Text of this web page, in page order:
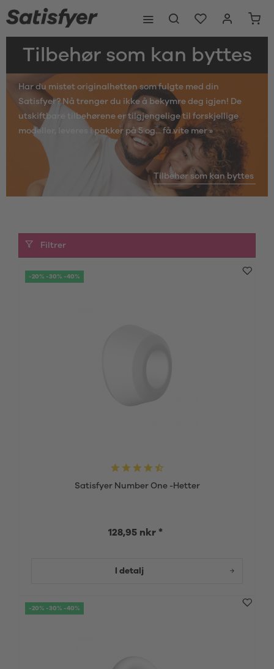
Tilbehør som kan byttes
Har du mistet originalhetten som fulgte med din
Satisfyer? Nå trenger du ikke å bekymre deg igjen! De
utskiftbare tilbehørene er tilgjengelige til forskjellige
modeller, leveres i pakker på 5 og... få vite mer »
Tilbehør som kan byttes
Filtrer
-20% -30% -40%
Satisfyer Number One -Hetter
128,95 nkr *
I detalj
-20% -30% -40%